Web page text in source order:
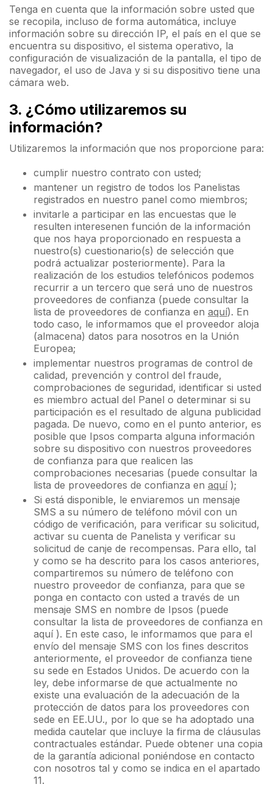
Tenga en cuenta que la información sobre usted que
se recopila, incluso de forma automática, incluye
información sobre su dirección IP, el país en el que se
encuentra su dispositivo, el sistema operativo, la
configuración de visualización de la pantalla, el tipo de
navegador, el uso de Java y si su dispositivo tiene una
cámara web.
3. ¿Cómo utilizaremos su
información?
Utilizaremos la información que nos proporcione para:
cumplir nuestro contrato con usted;
mantener un registro de todos los Panelistas
registrados en nuestro panel como miembros;
invitarle a participar en las encuestas que le
resulten interesenen función de la información
que nos haya proporcionado en respuesta a
nuestro(s) cuestionario(s) de selección que
podrá actualizar posteriormente). Para la
realización de los estudios telefónicos podemos
recurrir a un tercero que será uno de nuestros
proveedores de confianza (puede consultar la
lista de proveedores de confianza en aquí). En
todo caso, le informamos que el proveedor aloja
(almacena) datos para nosotros en la Unión
Europea;
implementar nuestros programas de control de
calidad, prevención y control del fraude,
comprobaciones de seguridad, identificar si usted
es miembro actual del Panel o determinar si su
participación es el resultado de alguna publicidad
pagada. De nuevo, como en el punto anterior, es
posible que Ipsos comparta alguna información
sobre su dispositivo con nuestros proveedores
de confianza para que realicen las
comprobaciones necesarias (puede consultar la
lista de proveedores de confianza en aquí);
Si está disponible, le enviaremos un mensaje
SMS a su número de teléfono móvil con un
código de verificación, para verificar su solicitud,
activar su cuenta de Panelista y verificar su
solicitud de canje de recompensas. Para ello, tal
y como se ha descrito para los casos anteriores,
compartiremos su número de teléfono con
nuestro proveedor de confianza, para que se
ponga en contacto con usted a través de un
mensaje SMS en nombre de Ipsos (puede
consultar la lista de proveedores de confianza en
aquí ). En este caso, le informamos que para el
envío del mensaje SMS con los fines descritos
anteriormente, el proveedor de confianza tiene
su sede en Estados Unidos. De acuerdo con la
ley, debe informarse de que actualmente no
existe una evaluación de la adecuación de la
protección de datos para los proveedores con
sede en EE.UU., por lo que se ha adoptado una
medida cautelar que incluye la firma de cláusulas
contractuales estándar. Puede obtener una copia
de la garantía adicional poniéndose en contacto
con nosotros tal y como se indica en el apartado
11.